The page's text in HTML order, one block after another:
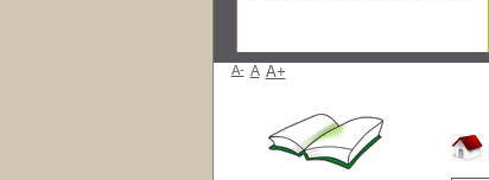
A- A A+